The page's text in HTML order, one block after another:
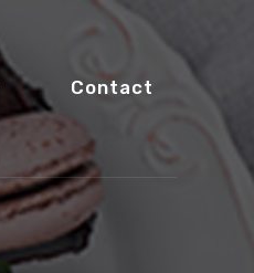
Contact